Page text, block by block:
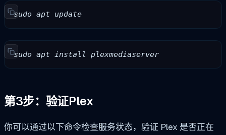
sudo apt update
sudo apt install plexmediaserver
第3步：验证Plex
你可以通过以下命令检查服务状态，验证 Plex 是否正在